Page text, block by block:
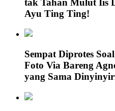
tak Tahan Mulut Iis
Ayu Ting Ting!
Sempat Diprotes
Foto Via Bareng
yang Sama